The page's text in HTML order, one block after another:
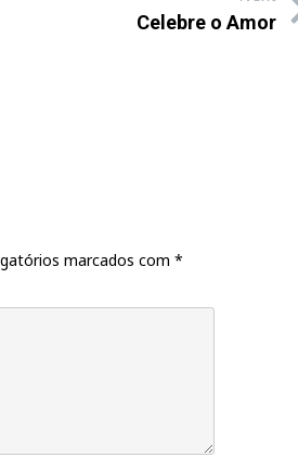
Celebre o Amor
marcados com*